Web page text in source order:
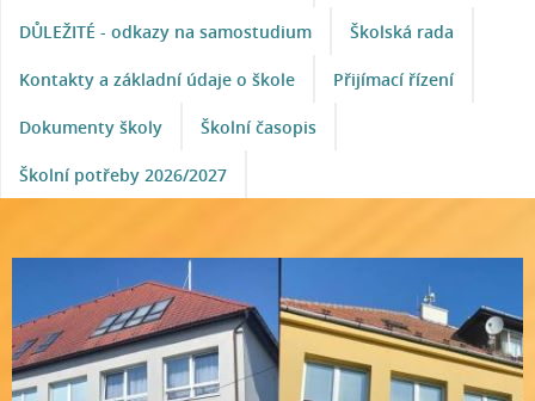
DŮLEŽITÉ - odkazy na samostudium Školská rada
Kontakty a základní údaje o škole Přijímací řízení
Dokumenty školy Školní časopis
Školní potřeby 2026/2027